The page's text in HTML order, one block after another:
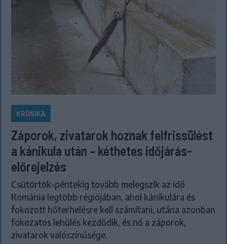
KRÓNIKA
Záporok, zivatarok hoznak felfrissülést
a kánikula után – kéthetes időjárás-
előrejelzés
Csütörtök-péntekig tovább melegszik az idő
Románia legtöbb régiójában, ahol kánikulára és
fokozott hőterhelésre kell számítani, utána azonban
fokozatos lehűlés kezdődik, és nő a záporok,
zivatarok valószínűsége.